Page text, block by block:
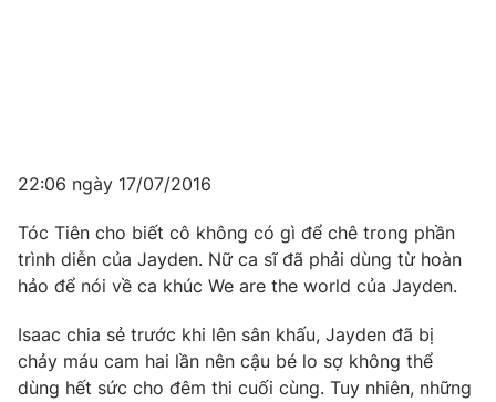
22:06 ngày 17/07/2016
Tóc Tiên cho biết cô không có gì để chê trong phần
trình diễn của Jayden. Nữ ca sĩ đã phải dùng từ hoàn
hảo để nói về ca khúc We are the world của Jayden.
Isaac chia sẻ trước khi lên sân khấu, Jayden đã bị
chảy máu cam hai lần nên cậu bé lo sợ không thể
dùng hết sức cho đêm thi cuối cùng. Tuy nhiên, những